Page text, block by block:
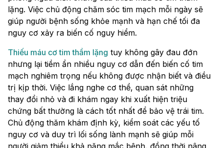
lặng. Việc chủ động chăm sóc tim mạch mỗi ngày sẽ
giúp người bệnh sống khỏe mạnh và hạn chế tối đa
nguy cơ xảy ra biến cố nguy hiểm.
Thiếu máu cơ tim thầm lặng tuy không gây đau đớn
nhưng lại tiềm ẩn nhiều nguy cơ dẫn đến biến cố tim
mạch nghiêm trọng nếu không được nhận biết và điều
trị kịp thời. Việc lắng nghe cơ thể, quan sát những
thay đổi nhỏ và đi khám ngay khi xuất hiện triệu
chứng bất thường là cách tốt nhất để bảo vệ trái tim.
Chủ động thăm khám định kỳ, kiểm soát các yếu tố
nguy cơ và duy trì lối sống lành mạnh sẽ giúp mỗi